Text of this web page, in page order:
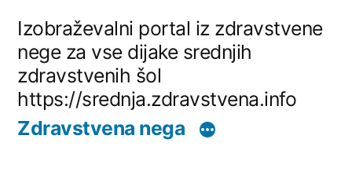
content
Izobraževalni portal iz zdravstvene
nege za vse dijake srednjih
zdravstvenih šol
https://srednja.zdravstvena.info
Zdravstvena nega